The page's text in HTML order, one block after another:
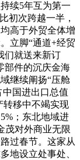
续5年互为第一
初次跨越一半，
高于外贸全体增
立脚“通道+经贸
们就送来新订
部件的沉庆金海
继续阐扬“压舱
中国进出口总值
转移中不竭实现
；东北地域进
茂对外商业无限
过春节。这家从
地设立处事处、